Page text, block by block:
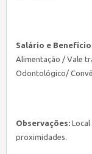
Salário e
Alimentação / Vale
Odontológico/
Observações:
proximidades.